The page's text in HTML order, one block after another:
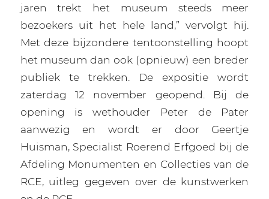
jaren trekt het museum steeds meer
bezoekers uit het hele land,” vervolgt hij.
Met deze bijzondere tentoonstelling hoopt
het museum dan ook (opnieuw) een breder
publiek te trekken. De expositie wordt
zaterdag 12 november geopend. Bij de
opening is wethouder Peter de Pater
aanwezig en wordt er door Geertje
Huisman, Specialist Roerend Erfgoed bij de
Afdeling Monumenten en Collecties van de
RCE, uitleg gegeven over de kunstwerken